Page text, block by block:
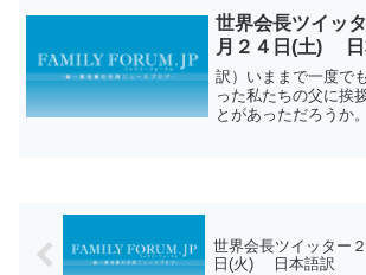
世界会長ツイッ
月２４日(土) 日
訳）いままで一度で
った私たちの父に挨
とがあっただろうか
世界会長ツイッター
日(火) 日本語訳